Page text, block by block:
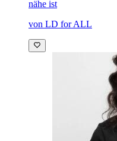
nähe ist
von LD for ALL